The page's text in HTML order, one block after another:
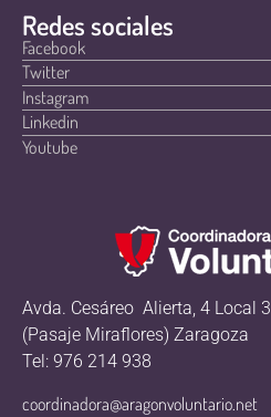
Redes sociales
Facebook
Twitter
Instagram
Linkedin
Youtube
Avda. Cesáreo Alierta, 4 Local 3
(Pasaje Miraflores) Zaragoza
Tel: 976 214 938
coordinadora@aragonvoluntario.net